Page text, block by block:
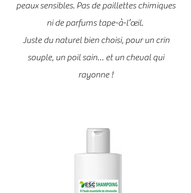
peaux sensibles. Pas de paillettes chimiques
ni de parfums tape-à-l’œil.
Juste du naturel bien choisi, pour un crin
souple, un poil sain… et un cheval qui
rayonne !